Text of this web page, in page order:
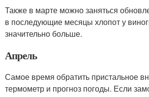
Также в марте можно заняться
в последующие месяцы хлопот у
значительно больше.
Апрель
Самое время обратить пристальное
термометр и прогноз погоды. Если